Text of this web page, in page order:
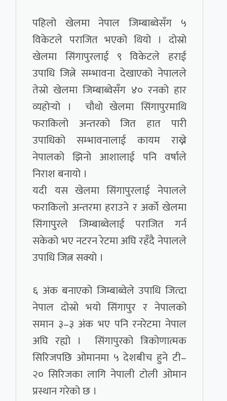
पहिलो खेलमा नेपाल जिम्बाब्वेसँग ५
विकेटले पराजित भएको थियो । दोस्रो
खेलमा सिंगापुरलाई ९ विकेटले हराई
उपाधि जित्ने सम्भावना देखाएको नेपालले
तेस्रो खेलमा जिम्बाब्वेसँग ४० रनको हार
व्यहोर्‍यो । चौथो खेलमा सिंगापुरमाथि
फराकिलो अन्तरको जित हात पारी
उपाधिको सम्भावनालाई कायम राख्ने
नेपालको झिनो आशालाई पनि वर्षाले
निराश बनायो ।
यदी यस खेलमा सिंगापुरलाई नेपालले
फराकिलो अन्तरमा हराउने र अर्काे खेलमा
सिंगापुरले जिम्बाब्वेलाई पराजित गर्न
सकेको भए नटरन रेटमा अघि रहँदै नेपालले
उपाधि जित्न सक्यो ।
६ अंक बनाएको जिम्बाब्वेले उपाधि जित्दा
नेपाल दोस्रो भयो सिंगापुर र नेपालको
समान ३–३ अंक भए पनि रनरेटमा नेपाल
अघि रह्यो । सिंगापुरको त्रिकोणात्मक
सिरिजपछि ओमानमा ५ देशबीच हुने टी–
२० सिरिजका लागि नेपाली टोली ओमान
प्रस्थान गरेको छ ।